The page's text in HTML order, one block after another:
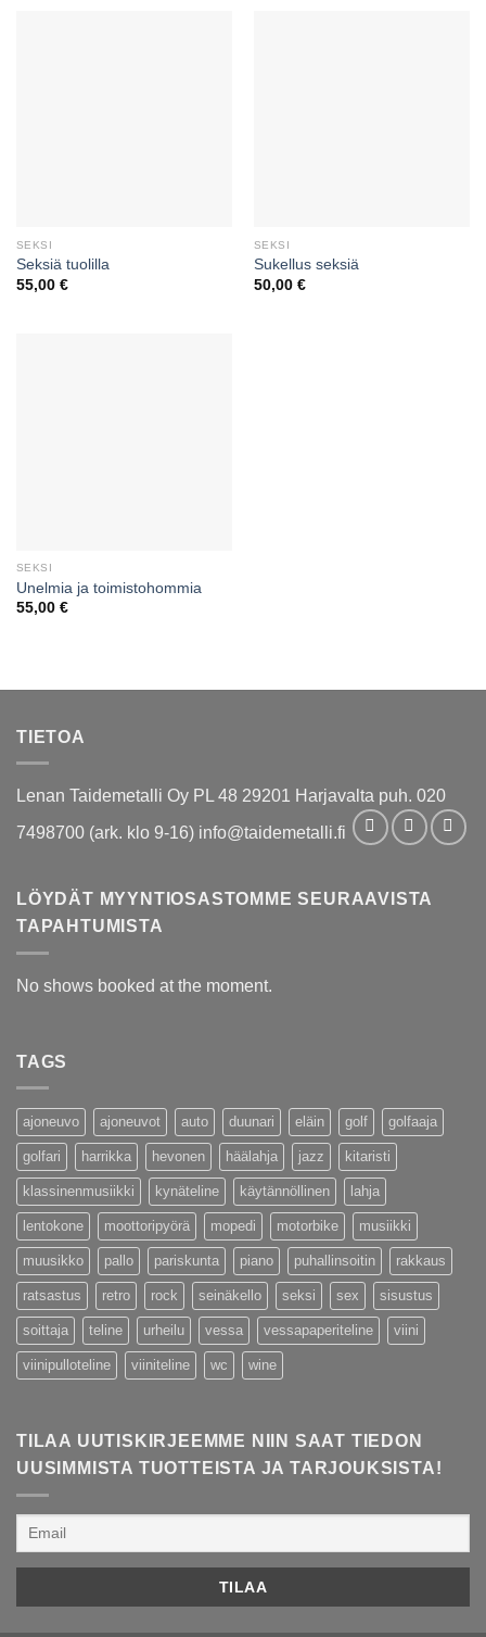
SEKSI
Seksiä tuolilla
55,00 €
SEKSI
Sukellus seksiä
50,00 €
SEKSI
Unelmia ja toimistohommia
55,00 €
TIETOA
Lenan Taidemetalli Oy PL 48 29201 Harjavalta puh. 020
7498700 (ark. klo 9-16) info@taidemetalli.fi
LÖYDÄT MYYNTIOSASTOMME SEURAAVISTA
TAPAHTUMISTA
No shows booked at the moment.
TAGS
ajoneuvo ajoneuvot auto duunari eläin golf golfaaja
golfari harrikka hevonen häälahja jazz kitaristi
klassinenmusiikki kynäteline käytännöllinen lahja
lentokone moottoripyörä mopedi motorbike musiikki
muusikko pallo pariskunta piano puhallinsoitin rakkaus
ratsastus retro rock seinäkello seksi sex sisustus
soittaja teline urheilu vessa vessapaperiteline viini
viinipulloteline viiniteline wc wine
TILAA UUTISKIRJEEMME NIIN SAAT TIEDON
UUSIMMISTA TUOTTEISTA JA TARJOUKSISTA!